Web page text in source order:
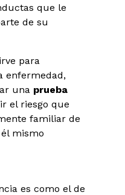
que le
de su
para
enfermedad,
una prueba
el riesgo que
familiar de
mismo
es como el de